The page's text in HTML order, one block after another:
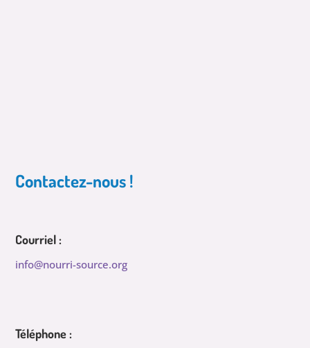
Contactez-nous !
Courriel :
info@nourri-source.org
Téléphone :